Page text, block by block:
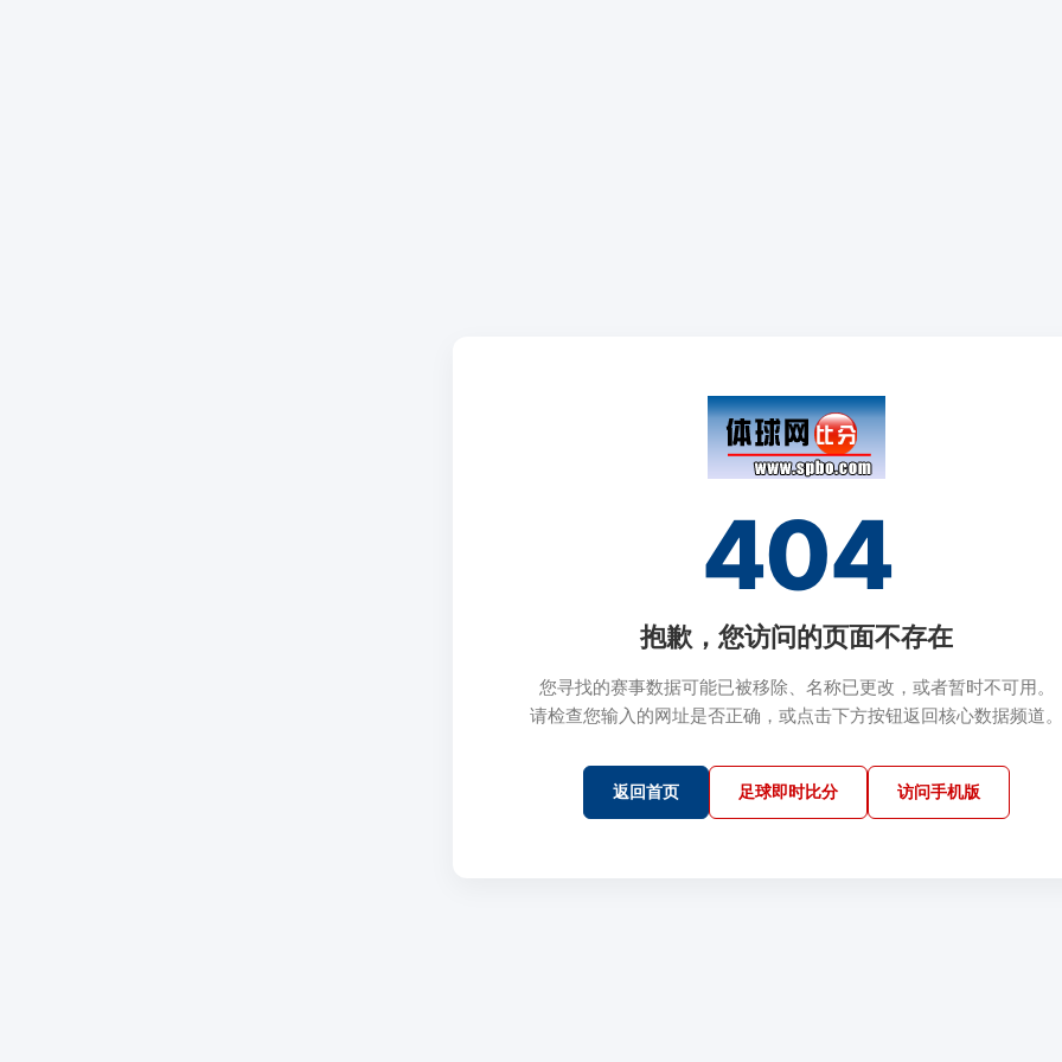
404
抱歉，您访问的页面不存在
您寻找的赛事数据可能已被移除、名称已更改，或者暂时不可用。
请检查您输入的网址是否正确，或点击下方按钮返回核心数据频道。
返回首页 足球即时比分 访问手机版